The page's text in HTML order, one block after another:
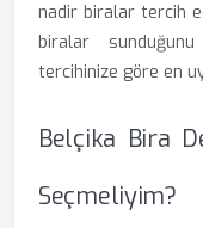
nadir biralar tercih
biralar
tercihinize göre en
Belçika Bira
Seçmeliyim?